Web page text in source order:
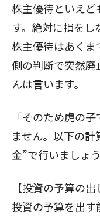
株主優待といえど
す。絶対に損をし
株主優待はあく
側の判断で突然
んは言います。
「そのため虎の
ません。以下の
金”で行いましょう
【投資の予算の出
投資の予算を出